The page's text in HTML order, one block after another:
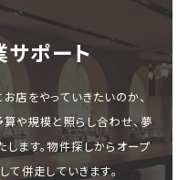
ポート
店をやっていきたいのか、
や規模と照らし合わせ、夢
ます。物件探しからオープ
て併走していきます。